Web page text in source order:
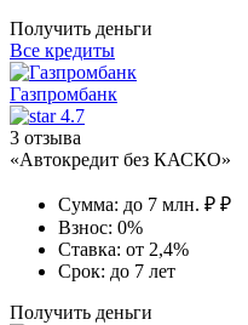
Получить деньги
Все кредиты
Газпромбанк
4.7
3 отзыва
«Автокредит без КАСКО»
Сумма: до 7 млн. ₽ ₽
Взнос: 0%
Ставка: от 2,4%
Срок: до 7 лет
Получить деньги